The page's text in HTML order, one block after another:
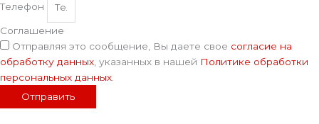
Телефон
Соглашение
Отправляя это сообщение, Вы даете свое согласие на
обработку данных , указанных в нашей Политике обработки
персональных данных
Отправить